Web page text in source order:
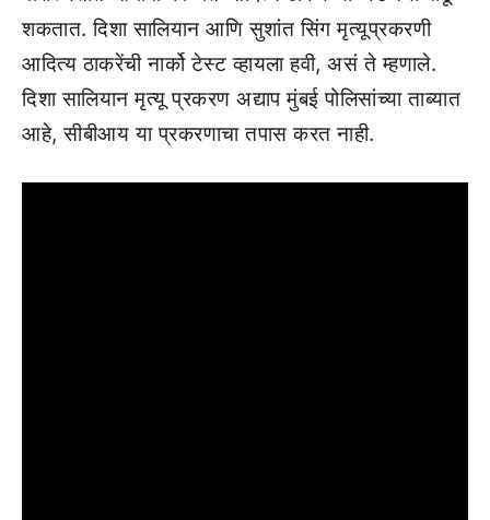
शकतात. दिशा सालियान आणि सुशांत सिंग मृत्यूप्रकरणी
आदित्य ठाकरेंची नार्को टेस्ट व्हायला हवी, असं ते म्हणाले.
दिशा सालियान मृत्यू प्रकरण अद्याप मुंबई पोलिसांच्या ताब्यात
आहे, सीबीआय या प्रकरणाचा तपास करत नाही.